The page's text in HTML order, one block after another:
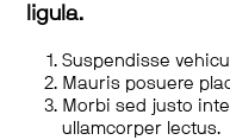
ligula.
Suspendisse
Mauris posuere
Morbi sed justo
ullamcorper lectus.